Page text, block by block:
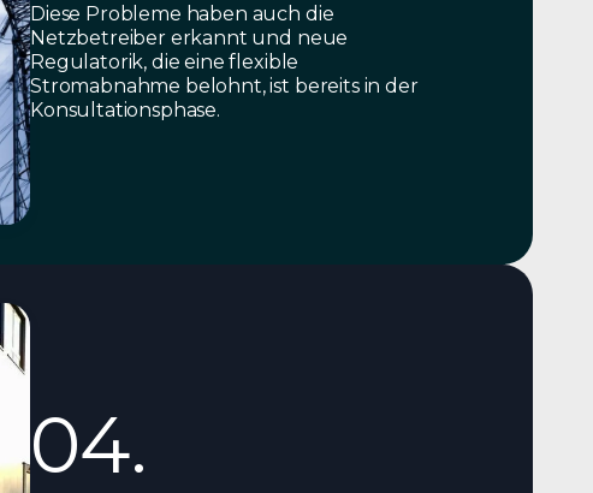
Diese Probleme haben auch die
Netzbetreiber erkannt und neue
Regulatorik, die eine flexible
Stromabnahme belohnt, ist bereits in der
Konsultationsphase.
04.